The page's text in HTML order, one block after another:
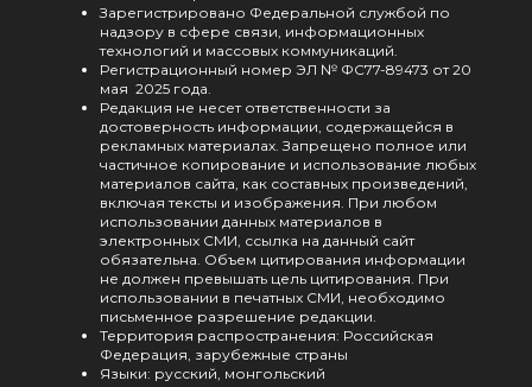
Зарегистрировано Федеральной службой по
надзору в сфере связи, информационных
технологий и массовых коммуникаций.
Регистрационный номер ЭЛ № ФС77-89473 от 20
мая 2025 года.
Редакция не несет ответственности за
достоверность информации, содержащейся в
рекламных материалах. Запрещено полное или
частичное копирование и использование любых
материалов сайта, как составных произведений,
включая тексты и изображения. При любом
использовании данных материалов в
электронных СМИ, ссылка на данный сайт
обязательна. Объем цитирования информации
не должен превышать цель цитирования. При
использовании в печатных СМИ, необходимо
письменное разрешение редакции.
Территория распространения: Российская
Федерация, зарубежные страны
Языки: русский, монгольский